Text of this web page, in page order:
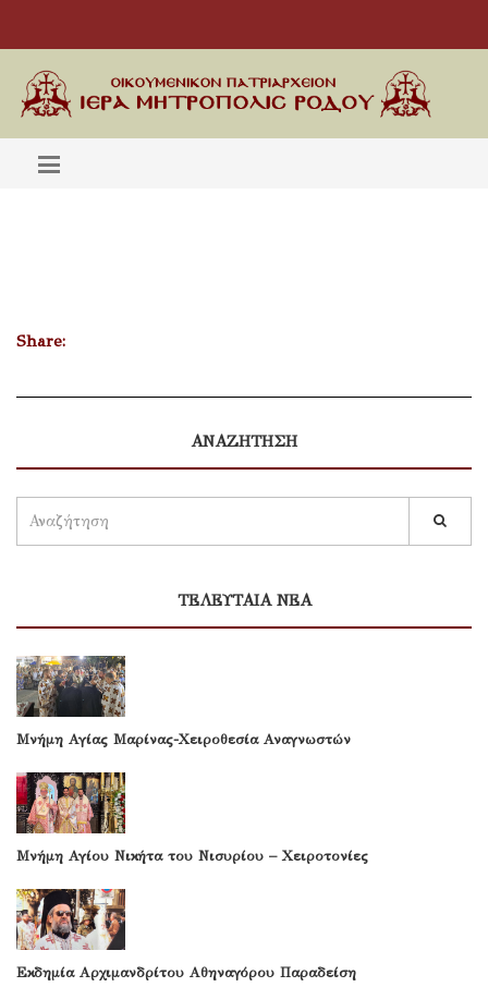
Share:
ΑΝΑΖΗΤΗΣΗ
ΤΕΛΕΥΤΑΙΑ ΝΕΑ
Μνήμη Αγίας Μαρίνας-Χειροθεσία Αναγνωστών
Μνήμη Αγίου Νικήτα του Νισυρίου – Χειροτονίες
Εκδημία Αρχιμανδρίτου Αθηναγόρου Παραδείση